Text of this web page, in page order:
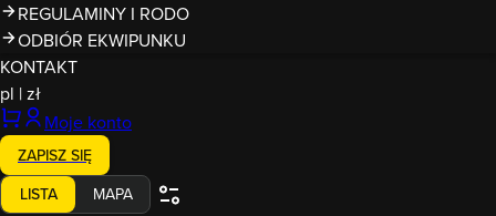
REGULAMINY I RODO
ODBIÓR EKWIPUNKU
KONTAKT
pl |zł
Moje konto
ZAPISZ SIĘ
LISTA
MAPA